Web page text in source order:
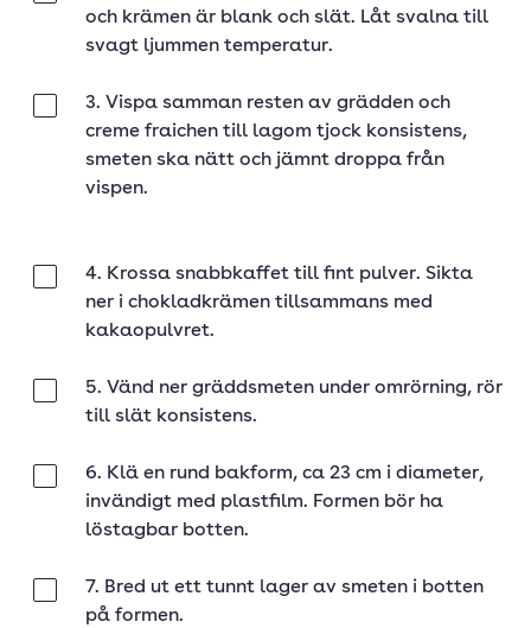
och krämen är blank och slät. Låt svalna till
svagt ljummen temperatur.
3. Vispa samman resten av grädden och
creme fraichen till lagom tjock konsistens,
smeten ska nätt och jämnt droppa från
vispen.
4. Krossa snabbkaffet till fint pulver. Sikta
ner i chokladkrämen tillsammans med
kakaopulvret.
5. Vänd ner gräddsmeten under omrörning, rör
till slät konsistens.
6. Klä en rund bakform, ca 23 cm i diameter,
invändigt med plastfilm. Formen bör ha
löstagbar botten.
7. Bred ut ett tunnt lager av smeten i botten
på formen.